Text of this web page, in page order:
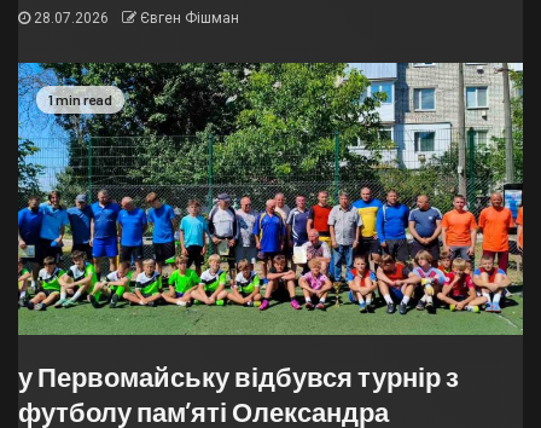
28.07.2026 Євген Фішман
1 min read
у Первомайську відбувся турнір з
футболу пам’яті Олександра